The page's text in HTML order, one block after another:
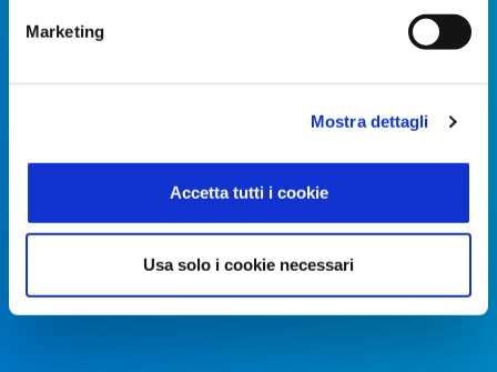
Marketing
Mostra dettagli
Accetta tutti i cookie
Usa solo i cookie necessari